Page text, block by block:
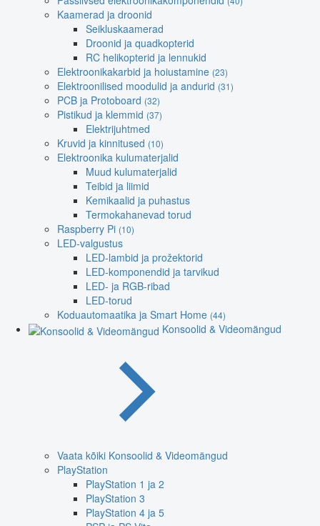
Kaamerad ja droonid
Seikluskaamerad
Droonid ja quadkopterid
RC helikopterid ja lennukid
Elektroonikakarbid ja hoiustamine (23)
Elektroonilised moodulid ja andurid (31)
PCB ja Protoboard (32)
Pistikud ja klemmid (37)
Elektrijuhtmed
Kruvid ja kinnitused (10)
Elektroonika kulumaterjalid
Muud kulumaterjalid
Teibid ja liimid
Kemikaalid ja puhastus
Termokahanevad torud
Raspberry Pi (10)
LED-valgustus
LED-lambid ja prožektorid
LED-komponendid ja tarvikud
LED- ja RGB-ribad
LED-torud
Koduautomaatika ja Smart Home (44)
Konsoolid & Videomängud
Vaata kõiki Konsoolid & Videomängud
PlayStation
PlayStation 1 ja 2
PlayStation 3
PlayStation 4 ja 5